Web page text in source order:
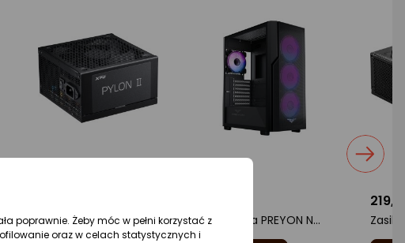
Zasilacz XPG Pylon II 650W (PYLON650IIB-BKCEU)
Obudowa PREYON Nest Aero ARGB (PNA04B)
poprawnie. Żeby móc w pełni korzystać z
oraz w celach statystycznych i